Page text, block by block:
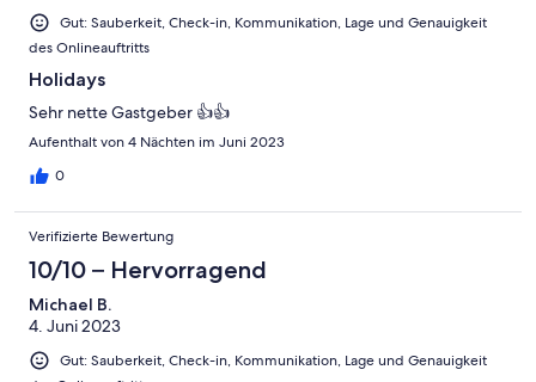
Gut: Sauberkeit, Check-in, Kommunikation, Lage und Genauigkeit
des Onlineauftritts
Holidays
Sehr nette Gastgeber 👍👍
Aufenthalt von 4 Nächten im Juni 2023
0
Verifizierte Bewertung
10/10 – Hervorragend
Michael B.
4. Juni 2023
Gut: Sauberkeit, Check-in, Kommunikation, Lage und Genauigkeit